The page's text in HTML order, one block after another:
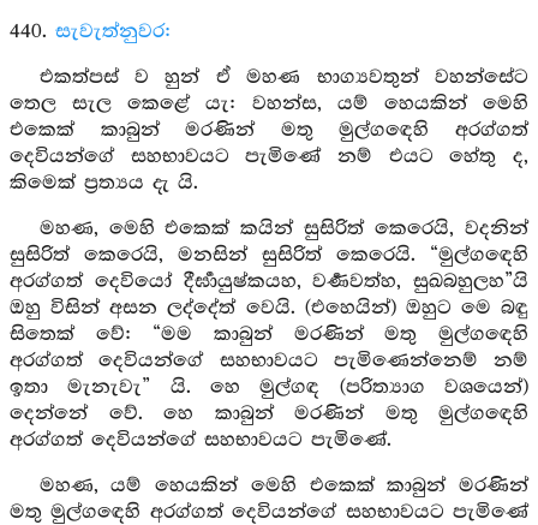
440. සැවැත්නුවර:
එකත්පස් ව හුන් ඒ මහණ භාග්‍යවතුන් වහන්සේට
තෙල සැල කෙළේ යැ: වහන්ස, යම් හෙයකින් මෙහි
එකෙක් කාබුන් මරණින් මතු මුල්ගඳෙහි අරග්ගත්
දෙවියන්ගේ සහභාවයට පැමිණේ නම් එයට හේතු ද,
කිමෙක් ප්‍රත්‍යය දැ යි.
මහණ, මෙහි එකෙක් කයින් සුසිරිත් කෙරෙයි, වදනින්
සුසිරිත් කෙරෙයි, මනසින් සුසිරිත් කෙරෙයි. “මුල්ගඳෙහි
අරග්ගත් දෙවියෝ දීර්‍ඝායුෂ්කයහ, වර්‍ණවත්හ, සුඛබහුලහ”යි
ඔහු විසින් අසන ලද්දේත් වෙයි. (එහෙයින්) ඔහුට මෙ බඳු
සිතෙක් වේ: “මම කාබුන් මරණින් මතු මුල්ගඳෙහි
අරග්ගත් දෙවියන්ගේ සහභාවයට පැමිණෙන්නෙම් නම්
ඉතා මැනැවැ” යි. හෙ මුල්ගඳ (පරිත්‍යාග වශයෙන්)
දෙන්නේ වේ. හෙ කාබුන් මරණින් මතු මුල්ගඳෙහි
අරග්ගත් දෙවියන්ගේ සහභාවයට පැමිණේ.
මහණ, යම් හෙයකින් මෙහි එකෙක් කාබුන් මරණින්
මතු මුල්ගඳෙහි අරග්ගත් දෙවියන්ගේ සහභාවයට පැමිණේ